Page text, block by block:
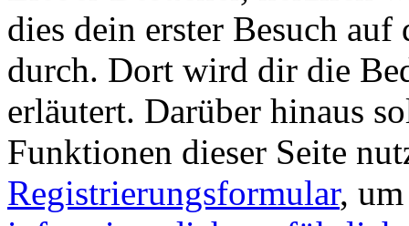
dies dein erster Besuch
durch. Dort wird dir die
erläutert. Darüber hinaus
Funktionen dieser Seite
Registrierungsformular,